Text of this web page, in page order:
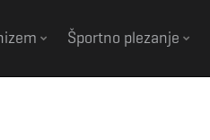
Športno plezanje